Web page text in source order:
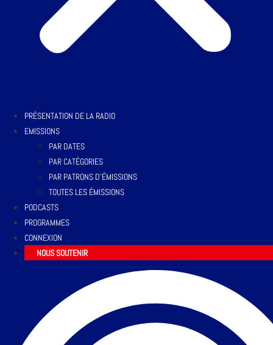
PRÉSENTATION DE LA RADIO
EMISSIONS
PAR DATES
PAR CATÉGORIES
PAR PATRONS D’ÉMISSIONS
TOUTES LES ÉMISSIONS
PODCASTS
PROGRAMMES
CONNEXION
NOUS SOUTENIR